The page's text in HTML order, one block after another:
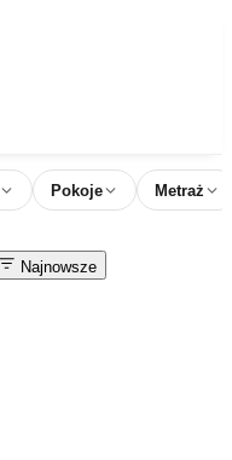
Pokoje Metraż
Najnowsze